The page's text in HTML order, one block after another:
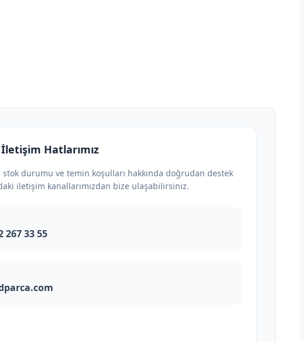
Hatlarımız
stok durumu ve temin koşulları hakkında doğrudan destek
iletişim kanallarımızdan bize ulaşabilirsiniz.
267 33 55